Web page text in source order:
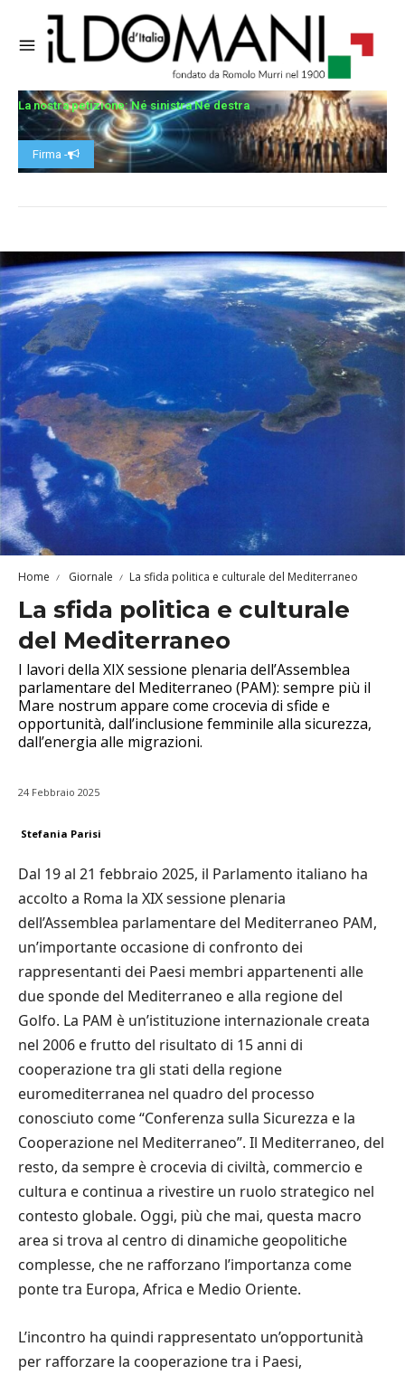
La nostra petizione: Né sinistra Né destra
Firma -
Home Giornale La sfida politica e culturale del Mediterraneo
La sfida politica e culturale
del Mediterraneo
I lavori della XIX sessione plenaria dell’Assemblea
parlamentare del Mediterraneo (PAM): sempre più il
Mare nostrum appare come crocevia di sfide e
opportunità, dall’inclusione femminile alla sicurezza,
dall’energia alle migrazioni.
24 Febbraio 2025
Stefania Parisi
Dal 19 al 21 febbraio 2025, il Parlamento italiano ha
accolto a Roma la XIX sessione plenaria
dell’Assemblea parlamentare del Mediterraneo PAM,
un’importante occasione di confronto dei
rappresentanti dei Paesi membri appartenenti alle
due sponde del Mediterraneo e alla regione del
Golfo. La PAM è un’istituzione internazionale creata
nel 2006 e frutto del risultato di 15 anni di
cooperazione tra gli stati della regione
euromediterranea nel quadro del processo
conosciuto come “Conferenza sulla Sicurezza e la
Cooperazione nel Mediterraneo”. Il Mediterraneo, del
resto, da sempre è crocevia di civiltà, commercio e
cultura e continua a rivestire un ruolo strategico nel
contesto globale. Oggi, più che mai, questa macro
area si trova al centro di dinamiche geopolitiche
complesse, che ne rafforzano l’importanza come
ponte tra Europa, Africa e Medio Oriente.
L’incontro ha quindi rappresentato un’opportunità
per rafforzare la cooperazione tra i Paesi,